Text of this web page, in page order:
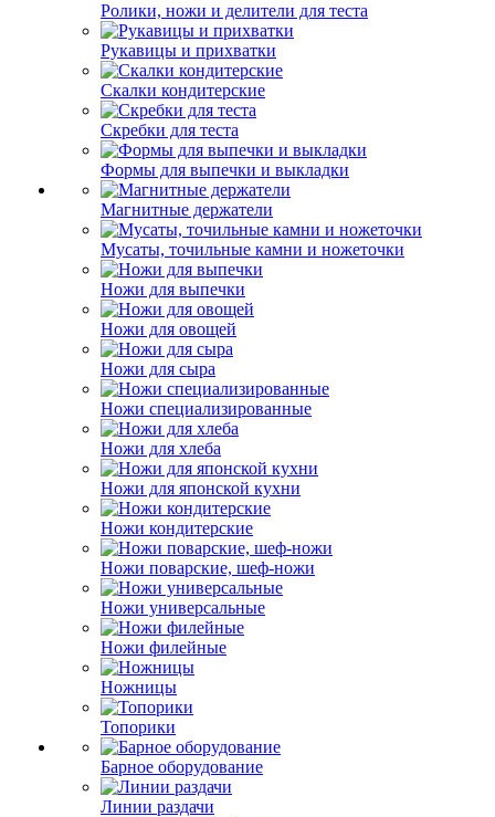
Ролики, ножи и делители для теста
Рукавицы и прихватки
Скалки кондитерские
Скребки для теста
Формы для выпечки и выкладки
Магнитные держатели
Мусаты, точильные камни и ножеточки
Ножи для выпечки
Ножи для овощей
Ножи для сыра
Ножи специализированные
Ножи для хлеба
Ножи для японской кухни
Ножи кондитерские
Ножи поварские, шеф-ножи
Ножи универсальные
Ножи филейные
Ножницы
Топорики
Барное оборудование
Линии раздачи